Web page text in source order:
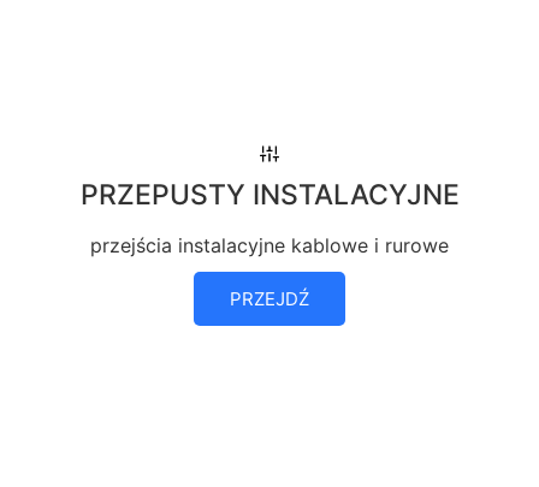
PRZEPUSTY INSTALACYJNE
przejścia instalacyjne kablowe i rurowe
PRZEJDŹ